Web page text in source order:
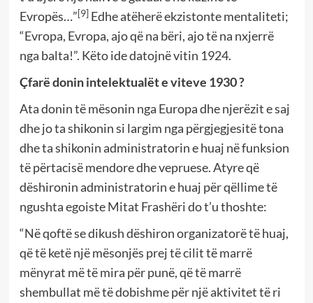
Evropës…”[9]Edhe atëherë ekzistonte mentaliteti;
“Evropa, Evropa, ajo që na bëri, ajo të na nxjerrë
nga balta!”. Këto ide datojnë vitin 1924.
Çfarë donin intelektualët e viteve 1930 ?
Ata donin të mësonin nga Europa dhe njerëzit e saj
dhe jo ta shikonin si largim nga përgjegjesitë tona
dhe ta shikonin administratorin e huaj në funksion
të përtacisë mendore dhe vepruese. Atyre që
dëshironin administratorin e huaj për qëllime të
ngushta egoiste Mitat Frashëri do t’u thoshte:
“Në qoftë se dikush dëshiron organizatorë të huaj,
që të ketë një mësonjës prej të cilit të marrë
mënyrat më të mira për punë, që të marrë
shembullat më të dobishme për një aktivitet të ri